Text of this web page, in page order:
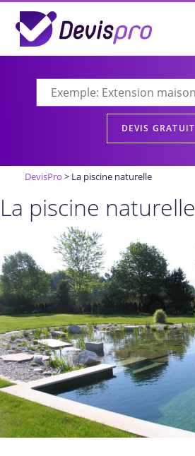
DevisPro > La piscine naturelle
La piscine naturelle